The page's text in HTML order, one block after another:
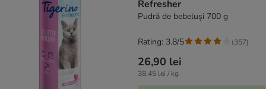
Refresher
Pudră de bebeluși 700 g
26,90 lei
38,45 lei / kg
Rating: 3.8/5 (357)